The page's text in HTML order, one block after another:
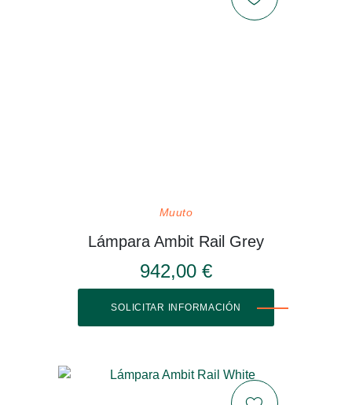
Muuto
Lámpara Ambit Rail Grey
942,00 €
SOLICITAR INFORMACIÓN